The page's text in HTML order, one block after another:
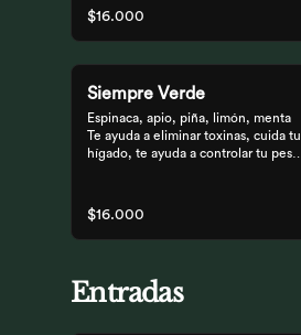
antioxidante para tus celular
$16.000
Siempre Verde
Espinaca, apio, piña, limón, menta
Te ayuda a eliminar toxinas, cuida tu
hígado, te ayuda a controlar tu peso
$16.000
Entradas